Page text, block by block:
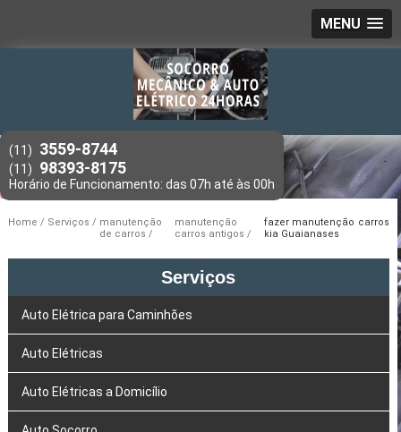
MENU
(11) 3559-8744
(11) 98393-8175
Home Serviços
manutenção
de carros
manutenção
carros antigos
fazer manutenção carros
kia Guaianases
Serviços
Auto Elétrica para Caminhões
Auto Elétricas
Auto Elétricas a Domicílio